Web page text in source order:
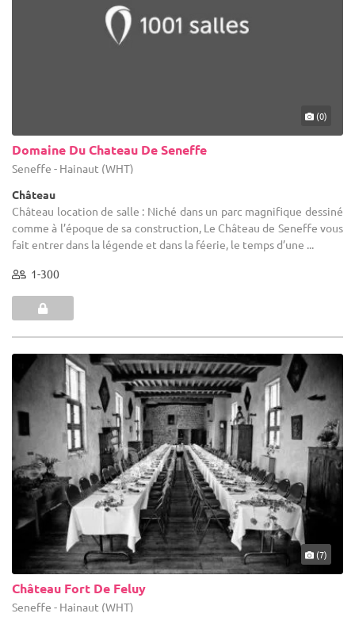
(0)
Domaine Du Chateau De Seneffe
Seneffe - Hainaut (WHT)
Château
Château location de salle : Niché dans un parc magnifique dessiné
comme à l’époque de sa construction, Le Château de Seneffe vous
fait entrer dans la légende et dans la féerie, le temps d’une ...
1-300
(7)
Château Fort De Feluy
Seneffe - Hainaut (WHT)